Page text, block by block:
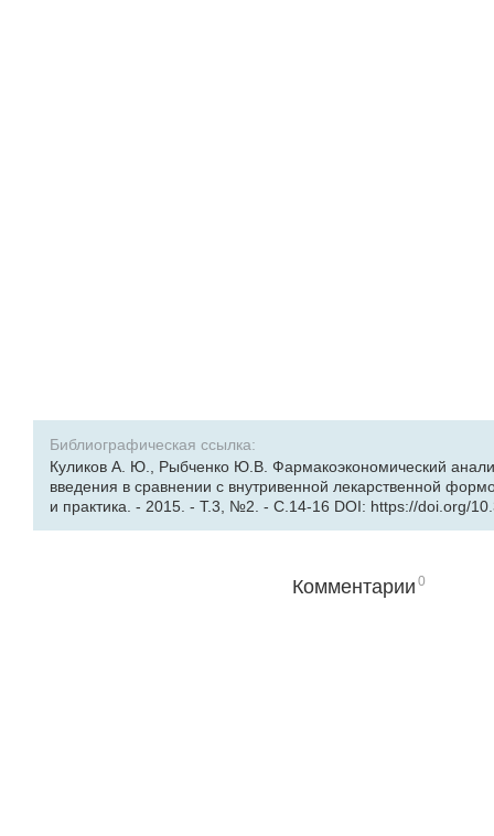
Библиографическая ссылка:
Куликов А. Ю., Рыбченко Ю.В. Фармакоэкономический
введения в сравнении с внутривенной лекарственной
и практика. - 2015. - Т.3, №2. - С.14-16 DOI: https://doi.org/
Комментарии 0